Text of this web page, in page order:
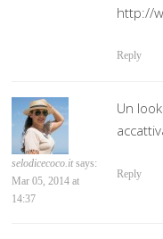
http://
Reply
selodicecoco.it says:
Mar 05, 2014 at
14:37
Un
Reply